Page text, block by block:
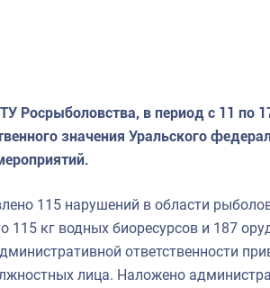
Росрыболовства, в период с 11 по
значения Уральского
115 нарушений в области
115 кг водных биоресурсов и 187
ответственности
лица. Наложено